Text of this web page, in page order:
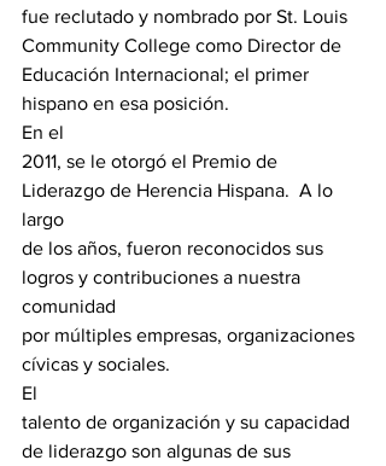
fue reclutado y nombrado por St. Louis
Community College como Director de
Educación Internacional; el primer
hispano en esa posición.
En el
2011, se le otorgó el Premio de
Liderazgo de Herencia Hispana.  A lo
largo
de los años, fueron reconocidos sus
logros y contribuciones a nuestra
comunidad
por múltiples empresas, organizaciones
cívicas y sociales.
El
talento de organización y su capacidad
de liderazgo son algunas de sus